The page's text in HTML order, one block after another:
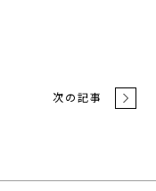
次の記事